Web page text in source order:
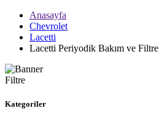
Anasayfa
Chevrolet
Lacetti
Lacetti Periyodik Bakım ve Filtre
Filtre
Kategoriler